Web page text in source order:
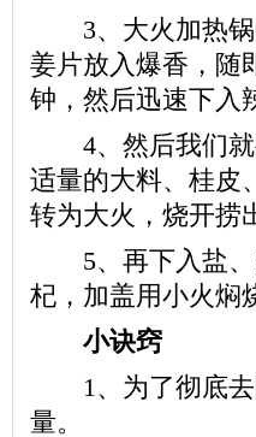
3、大火加热锅
姜片放入爆香，随
钟，然后迅速下入
4、然后我们就
适量的大料、桂皮
转为大火，烧开捞
5、再下入盐、
杞，加盖用小火焖
小诀窍
1、为了彻底去
量。